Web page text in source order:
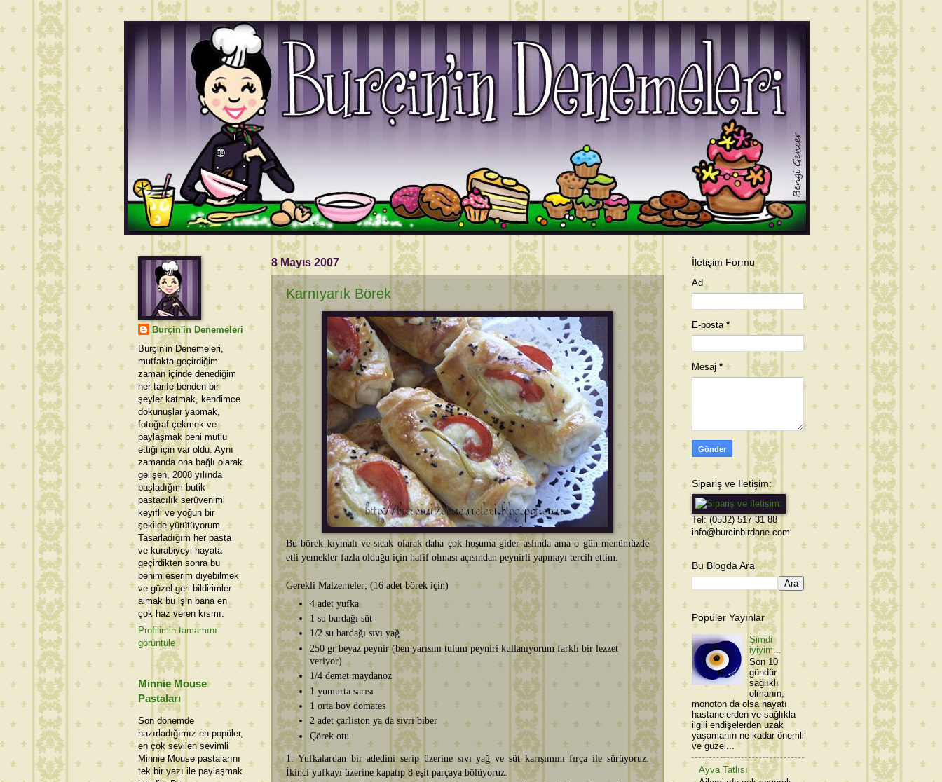
8 Mayıs 2007
Karnıyarık Börek
Bu börek kıymalı ve sıcak olarak daha çok hoşuma gider aslında ama o gün menümüzde
etli yemekler fazla olduğu için hafif olması açısından peynirli yapmayı tercih ettim.
Gerekli Malzemeler; (16 adet börek için)
4 adet yufka
1 su bardağı süt
1/2 su bardağı sıvı yağ
250 gr beyaz peynir (ben yarısını tulum peyniri kullanıyorum farklı bir lezzet
veriyor)
1/4 demet maydanoz
1 yumurta sarısı
1 orta boy domates
2 adet çarliston ya da sivri biber
Çörek otu
1. Yufkalardan bir adedini serip üzerine sıvı yağ ve süt karışımını fırça ile sürüyoruz.
İkinci yufkayı üzerine kapatıp 8 eşit parçaya bölüyoruz.
Burçin'in Denemeleri
Burçin'in Denemeleri,
mutfakta geçirdiğim
zaman içinde denediğim
her tarife benden bir
şeyler katmak, kendimce
dokunuşlar yapmak,
fotoğraf çekmek ve
paylaşmak beni mutlu
ettiği için var oldu. Aynı
zamanda ona bağlı olarak
gelişen, 2008 yılında
başladığım butik
pastacılık serüvenimi
keyifli ve yoğun bir
şekilde yürütüyorum.
Tasarladığım her pasta
ve kurabiyeyi hayata
geçirdikten sonra bu
benim eserim diyebilmek
ve güzel geri bildirimler
almak bu işin bana en
çok haz veren kısmı.
Profilimin tamamını
görüntüle
Minnie Mouse
Pastaları
Son dönemde
hazırladığımız en popüler,
en çok sevilen sevimli
Minnie Mouse pastalarını
tek bir yazı ile paylaşmak
İletişim Formu
Ad
E-posta*
Mesaj *
Sipariş ve İletişim:
Tel: (0532) 517 31 88
info@burcinbirdane.com
Bu Blogda Ara
Popüler Yayınlar
Şimdi
iyiyim...
Son 10
gündür
sağlıklı
olmanın,
monoton da olsa hayatı
hastanelerden ve sağlıkla
ilgili endişelerden uzak
yaşamanın ne kadar önemli
ve güzel...
Ayva Tatlısı